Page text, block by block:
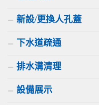
新設/更換人孔蓋
下水道疏通
排水溝清理
設備展示